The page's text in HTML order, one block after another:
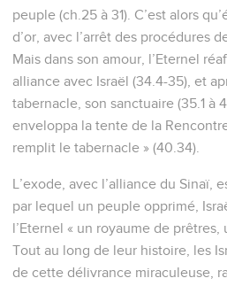
peuple (ch.25 à 31). C’est alors
d’or, avec l’arrêt des procédures
Mais dans son amour, l’Eternel
alliance avec Israël (34.4-35), et
tabernacle, son sanctuaire (35.1 à
enveloppa la tente de la
remplit le tabernacle » (40.34).
L’exode, avec l’alliance du Sinaï,
par lequel un peuple opprimé,
l’Eternel « un royaume de prêtres,
Tout au long de leur histoire, les
de cette délivrance miraculeuse,